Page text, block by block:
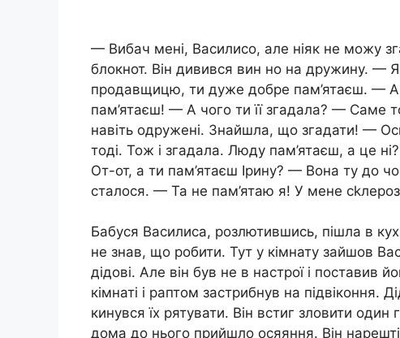
— Вибач мені, Василисо, але ніяк не можу
блокнот. Він дивився вин но на дружину. —
продавщицю, ти дуже добре пам’ятаєш. — А
пам’ятаєш! — А чого ти її згадала? — Саме
навіть одружені. Знайшла, що згадати! —
тоді. Тож і згадала. Люду пам’ятаєш, а це
От-от, а ти пам’ятаєш Ірину? — Вона ту до
сталося. — Та не пам’ятаю я! У мене
Бабуся Василиса, розлютившись, пішла в
не знав, що робити. Тут у кімнату зайшов
дідові. Але він був не в настрої і поставив
кімнаті і раптом застрибнув на підвіконня.
кинувся їх рятувати. Він встиг зловити
дома до нього прийшло осяяння. Він